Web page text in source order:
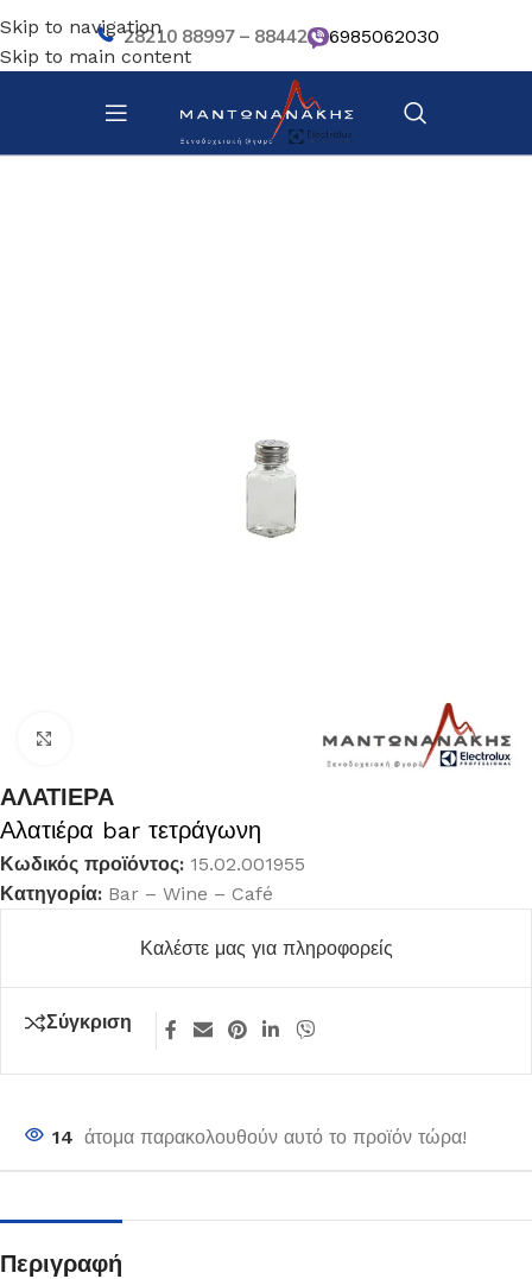
Skip to navigation
Skip to main content
28210 88997 – 88442 6985062030
Αρχική σελίδα/ Bar – Wine – Café
ΑΛΑΤΙΕΡΑ
Αλατιέρα bar τετράγωνη
Κωδικός προϊόντος: 15.02.001955
Κατηγορία: Bar – Wine – Café
Καλέστε μας για πληροφορείς
Σύγκριση
14 άτομα παρακολουθούν αυτό το προϊόν τώρα!
Περιγραφή